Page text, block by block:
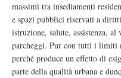
massimi tra insediamenti
e spazi pubblici riservati a
istruzione, salute, assistenza,
parcheggi. Pur con tutti i limiti
perché produce un effetto di
parte della qualità urbana e